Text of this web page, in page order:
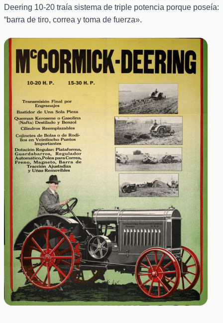
Deering 10-20 traía sistema de triple potencia porque poseía:
“barra de tiro, correa y toma de fuerza».